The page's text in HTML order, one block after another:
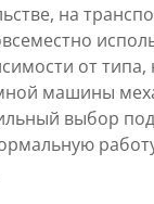
на
от
машины
выбор